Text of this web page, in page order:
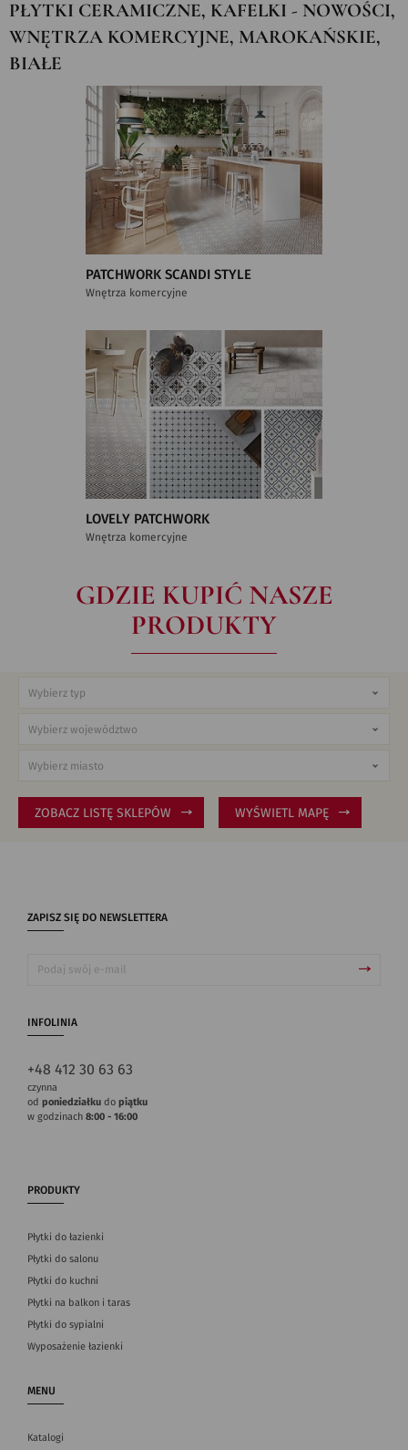
PŁYTKI CERAMICZNE, KAFELKI - NOWOŚCI,
WNĘTRZA KOMERCYJNE, MAROKAŃSKIE,
BIAŁE
PATCHWORK SCANDI STYLE
Wnętrza komercyjne
LOVELY PATCHWORK
Wnętrza komercyjne
GDZIE KUPIĆ NASZE
PRODUKTY
ZOBACZ LISTĘ SKLEPÓW WYŚWIETL MAPĘ
ZAPISZ SIĘ DO NEWSLETTERA
INFOLINIA
+48 412 30 63 63
czynna
od poniedziałku do piątku
w godzinach 8:00 - 16:00
PRODUKTY
Płytki do łazienki
Płytki do salonu
Płytki do kuchni
Płytki na balkon i taras
Płytki do sypialni
Wyposażenie łazienki
MENU
Katalogi